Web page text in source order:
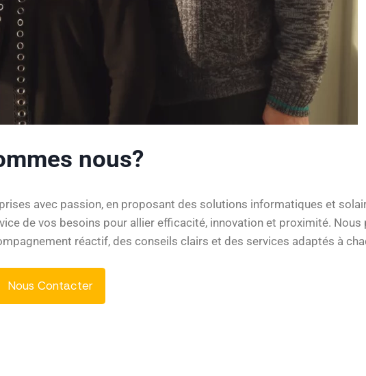
nous?
avec passion, en proposant des solutions informatiques et
de vos besoins pour allier efficacité, innovation et proximité. Nous
réactif, des conseils clairs et des services adaptés à
Nous Contacter